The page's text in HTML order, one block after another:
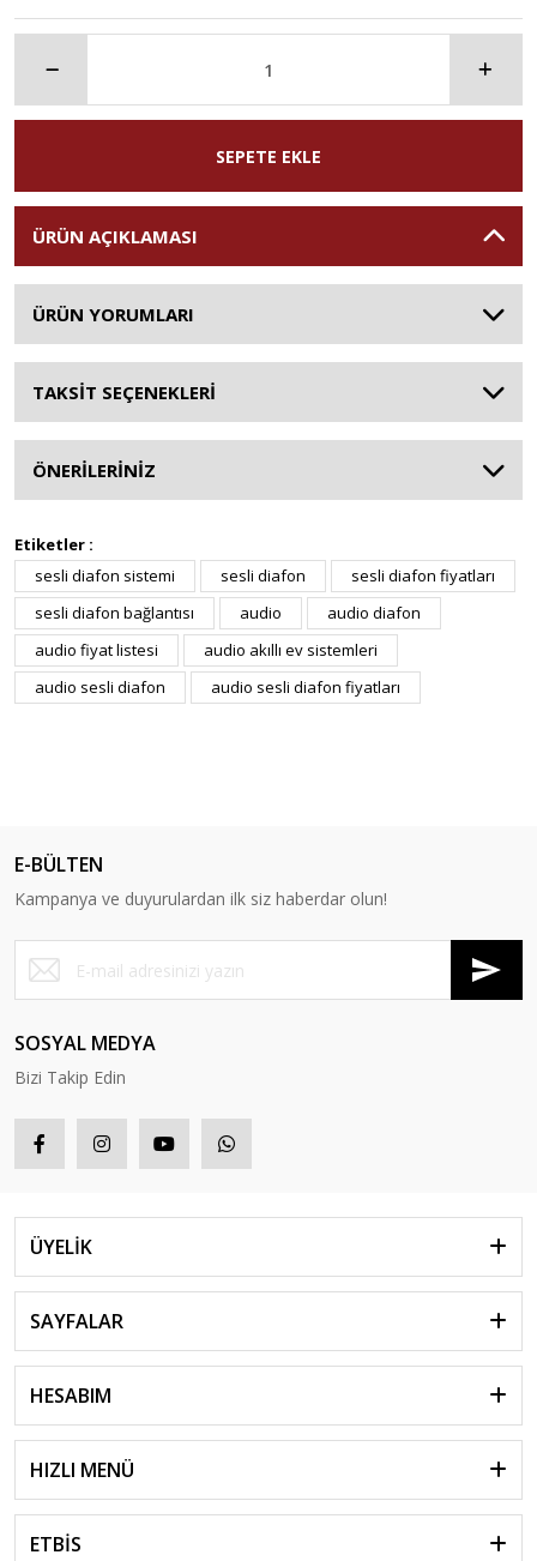
SEPETE EKLE
ÜRÜN AÇIKLAMASI
ÜRÜN YORUMLARI
TAKSİT SEÇENEKLERİ
ÖNERİLERİNİZ
Etiketler :
sesli diafon sistemi
sesli diafon
sesli diafon fiyatları
sesli diafon bağlantısı
audio
audio diafon
audio fiyat listesi
audio akıllı ev sistemleri
audio sesli diafon
audio sesli diafon fiyatları
E-BÜLTEN
Kampanya ve duyurulardan ilk siz haberdar olun!
SOSYAL MEDYA
Bizi Takip Edin
ÜYELİK
SAYFALAR
HESABIM
HIZLI MENÜ
ETBİS